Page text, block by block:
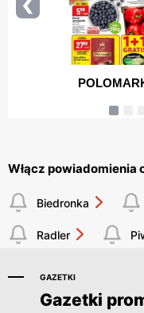
Włącz powiadomienia
Biedronka
Radler
GAZETKI
Gazetki